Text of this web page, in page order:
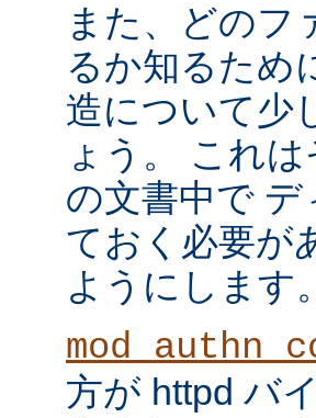
また、どのフ
るか知るため
造について少
ょう。 これ
の文書中で
ておく必要が
ようにします。
方が httpd バ